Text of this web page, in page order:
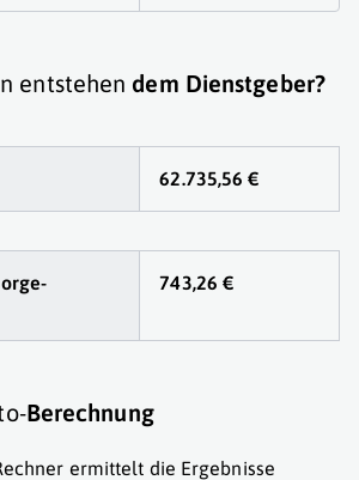
entstehen dem Dienstgeber?
62.735,56 €
-
743,26 €
Berechnung
ermittelt die Ergebnisse